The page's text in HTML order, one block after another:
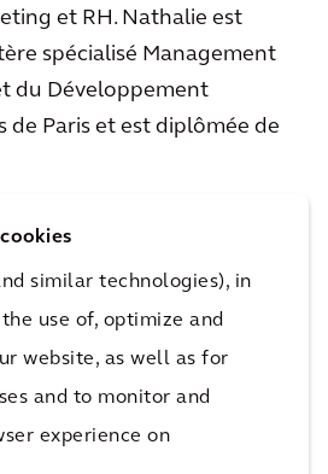
similar technologies), in
use of, optimize and
website, as well as for
and to monitor and
experience on
et RH. Nathalie est
spécialisé Management
du Développement
de Paris et est diplômée de
d’années d’expérience
Durable
de Finance Durable.
le leader mondial de
David a développé le